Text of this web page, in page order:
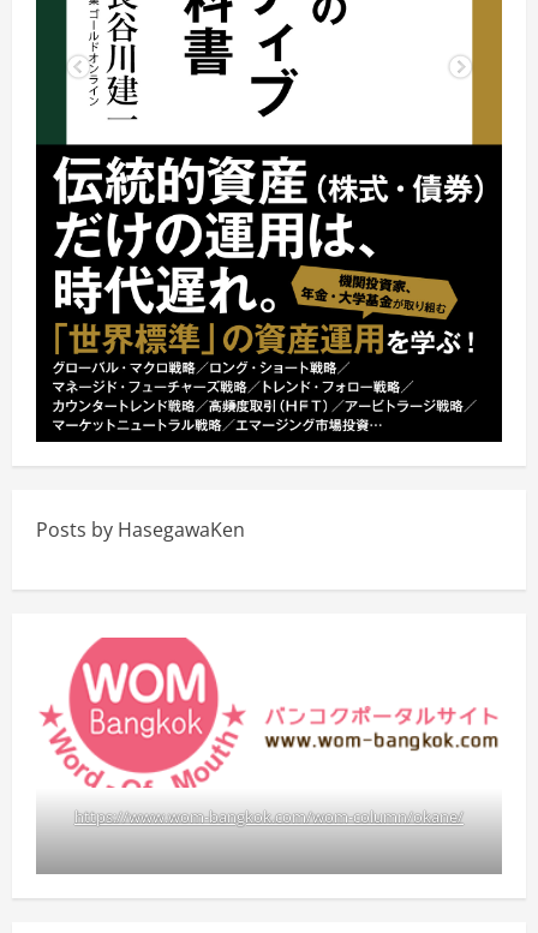
Posts by HasegawaKen
https://www.wom-bangkok.com/wom-column/okane/